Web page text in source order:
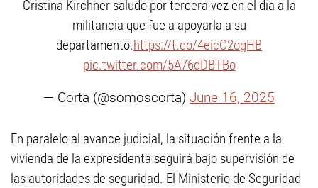
Cristina Kirchner saludo por tercera vez en el dia a la
militancia que fue a apoyarla a su
departamento.https://t.co/4eicC2ogHB
pic.twitter.com/5A76dDBTBo
— Corta (@somoscorta) June 16, 2025
En paralelo al avance judicial, la situación frente a la
vivienda de la expresidenta seguirá bajo supervisión de
las autoridades de seguridad. El Ministerio de Seguridad